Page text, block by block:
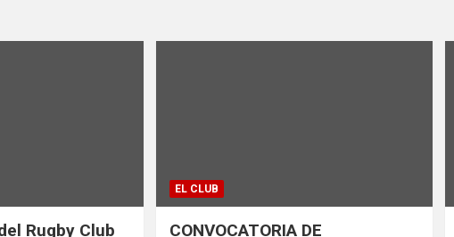
Rugby Club
EL CLUB
CONVOCATORIA DE